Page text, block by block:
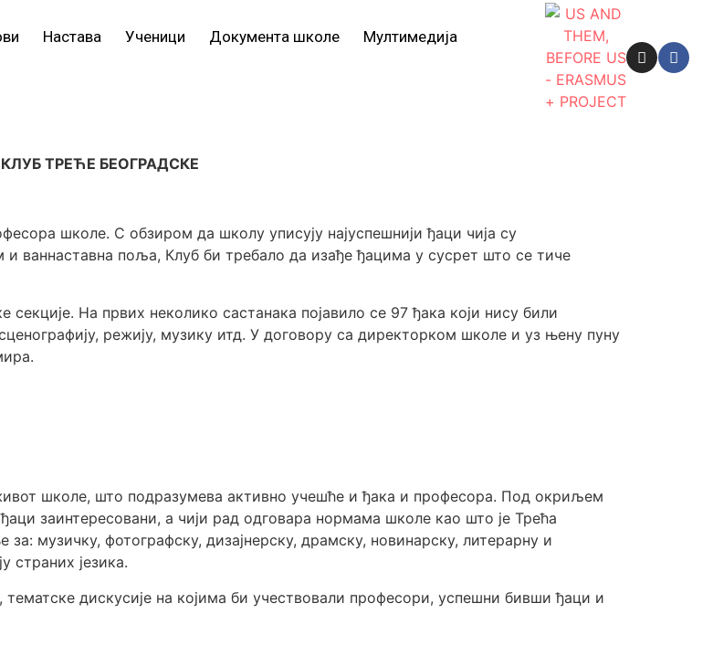
Настава Ученици Документа школе Мултимедија
КЛУБ ТРЕЋЕ БЕОГРАДСКЕ
школе. С обзиром да школу уписују најуспешнији ђаци чија су
ваннаставна поља, Клуб би требало да изађе ђацима у сусрет што се тиче
На првих неколико састанака појавило се 97 ђака који нису били
режију, музику итд. У договору са директорком школе и уз њену пуну
школе, што подразумева активно учешће и ђака и професора. Под окриљем
заинтересовани, а чији рад одговара нормама школе као што је Трећа
музичку, фотографску, дизајнерску, драмску, новинарску, литерарну и
страних језика.
дискусије на којима би учествовали професори, успешни бивши ђаци и